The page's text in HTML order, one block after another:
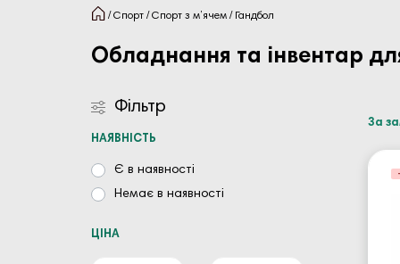
Спорт Спорт з м’ячем Гандбол
Обладнання та інвентар
Фільтр
НАЯВНІСТЬ
Є в наявності
Немає в наявності
ЦІНА
За